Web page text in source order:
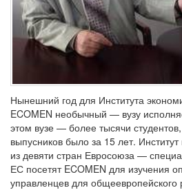
Нынешний год для Института
ECOMEN необычный — вузу
этом вузе — более тысячи
выпусников было за 15 лет. Институт
из девяти стран Евросоюза —
ЕС посетят ECOMEN для изучения
управленцев для общеевропейского